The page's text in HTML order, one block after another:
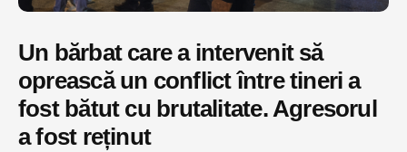
Un bărbat care a intervenit să
oprească un conflict între tineri a
fost bătut cu brutalitate. Agresorul
a fost reținut